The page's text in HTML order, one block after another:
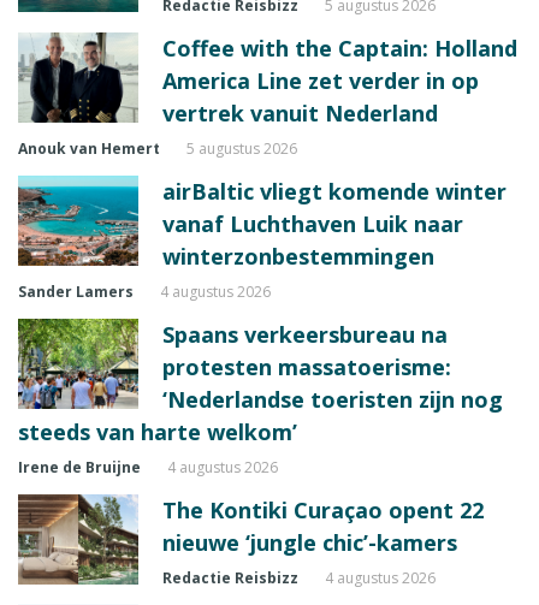
Redactie Reisbizz 5 augustus 2026
Coffee with the Captain: Holland
America Line zet verder in op
vertrek vanuit Nederland
Anouk van Hemert 5 augustus 2026
airBaltic vliegt komende winter
vanaf Luchthaven Luik naar
winterzonbestemmingen
Sander Lamers 4 augustus 2026
Spaans verkeersbureau na
protesten massatoerisme:
‘Nederlandse toeristen zijn nog
steeds van harte welkom’
Irene de Bruijne 4 augustus 2026
The Kontiki Curaçao opent 22
nieuwe ‘jungle chic’-kamers
Redactie Reisbizz 4 augustus 2026